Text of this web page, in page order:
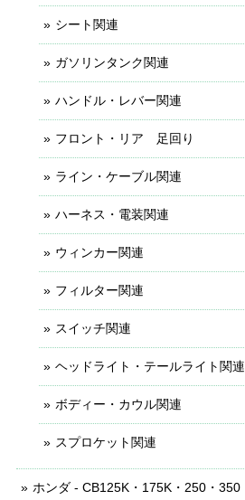
シート関連
ガソリンタンク関連
ハンドル・レバー関連
フロント・リア 足回り
ライン・ケーブル関連
ハーネス・電装関連
ウィンカー関連
フィルター関連
スイッチ関連
ヘッドライト・テールライト関連
ボディー・カウル関連
スプロケット関連
ホンダ - CB125K・175K・250・350